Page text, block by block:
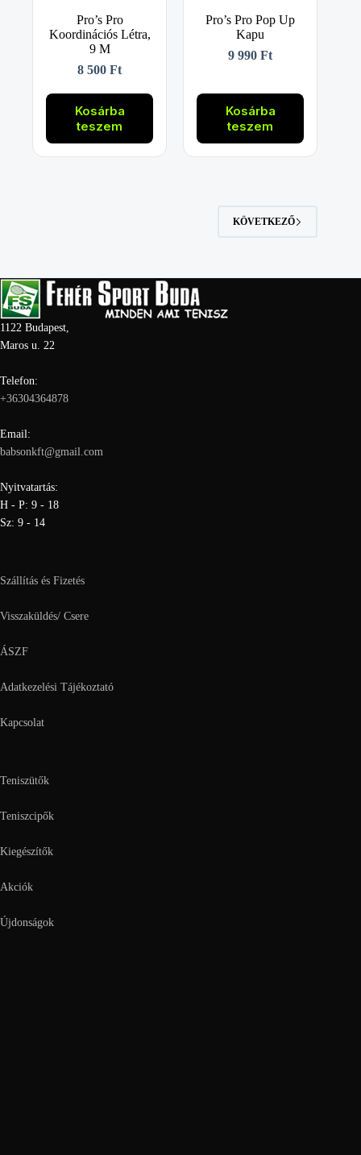
Pro’s Pro
Koordinációs Létra,
9 M
8 500Ft
Kosárba
teszem
Pro’s Pro Pop Up
Kapu
9 990Ft
Kosárba
teszem
KÖVETKEZŐ
1122 Budapest,
Maros u. 22
Telefon:
+36304364878
Email:
babsonkft@gmail.com
Nyitvatartás:
H - P: 9 - 18
Sz: 9 - 14
Szállítás és Fizetés
Visszaküldés/ Csere
ÁSZF
Adatkezelési Tájékoztató
Kapcsolat
Teniszütők
Teniszcipők
Kiegészítők
Akciók
Újdonságok